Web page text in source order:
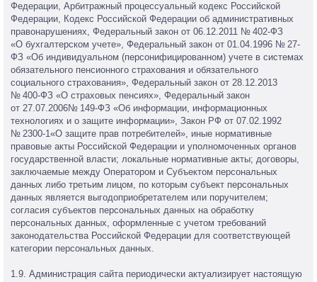
Федерации, Арбитражный процессуальный кодекс Российской
Федерации, Кодекс Российской Федерации об административных
правонарушениях, Федеральный закон от 06.12.2011 № 402-ФЗ
«О бухгалтерском учете», Федеральный закон от 01.04.1996 № 27-
ФЗ «Об индивидуальном (персонифицированном) учете в системах
обязательного пенсионного страхования и обязательного
социального страхования», Федеральный закон от 28.12.2013
№ 400-ФЗ «О страховых пенсиях», Федеральный закон
от 27.07.2006№ 149-ФЗ «Об информации, информационных
технологиях и о защите информации», Закон РФ от 07.02.1992
№ 2300-1«О защите прав потребителей», иные нормативные
правовые акты Российской Федерации и уполномоченных органов
государственной власти; локальные нормативные акты; договоры,
заключаемые между Оператором и Субъектом персональных
данных либо третьим лицом, по которым субъект персональных
данных является выгодоприобретателем или поручителем;
согласия субъектов персональных данных на обработку
персональных данных, оформленные с учетом требований
законодательства Российской Федерации для соответствующей
категории персональных данных.
1.9. Администрация сайта периодически актуализирует настоящую